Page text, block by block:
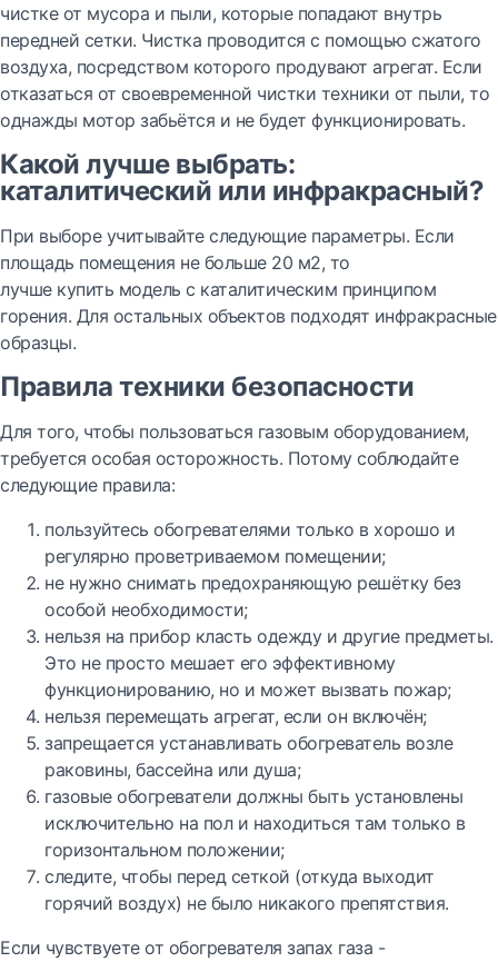
чистке от мусора и пыли, которые попадают внутрь
передней сетки. Чистка проводится с помощью сжатого
воздуха, посредством которого продувают агрегат. Если
отказаться от своевременной чистки техники от пыли, то
однажды мотор забьётся и не будет функционировать.
Какой лучше выбрать:
каталитический или инфракрасный?
При выборе учитывайте следующие параметры. Если
площадь помещения не больше 20 м2, то
лучше купить модель с каталитическим принципом
горения. Для остальных объектов подходят инфракрасные
образцы.
Правила техники безопасности
Для того, чтобы пользоваться газовым оборудованием,
требуется особая осторожность. Потому соблюдайте
следующие правила:
пользуйтесь обогревателями только в хорошо и
регулярно проветриваемом помещении;
не нужно снимать предохраняющую решётку без
особой необходимости;
нельзя на прибор класть одежду и другие предметы.
Это не просто мешает его эффективному
функционированию, но и может вызвать пожар;
нельзя перемещать агрегат, если он включён;
запрещается устанавливать обогреватель возле
раковины, бассейна или душа;
газовые обогреватели должны быть установлены
исключительно на пол и находиться там только в
горизонтальном положении;
следите, чтобы перед сеткой (откуда выходит
горячий воздух) не было никакого препятствия.
Если чувствуете от обогревателя запах газа -